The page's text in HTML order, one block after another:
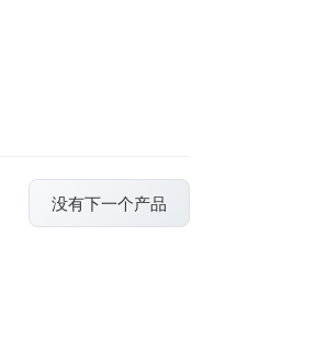
没有下一个产品